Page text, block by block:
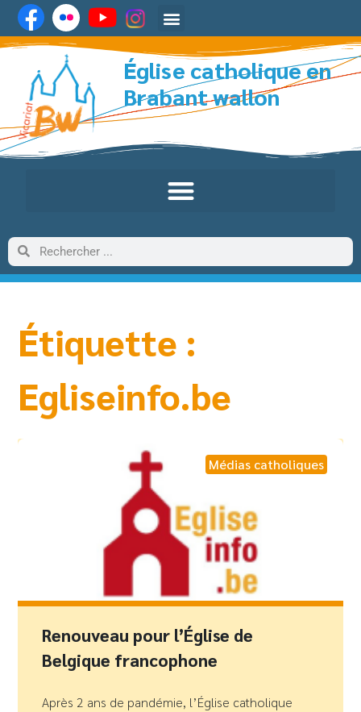
Église catholique en
Brabant wallon
Étiquette :
Egliseinfo.be
Médias catholiques
Renouveau pour l’Église de
Belgique francophone
Après 2 ans de pandémie, l’Église catholique